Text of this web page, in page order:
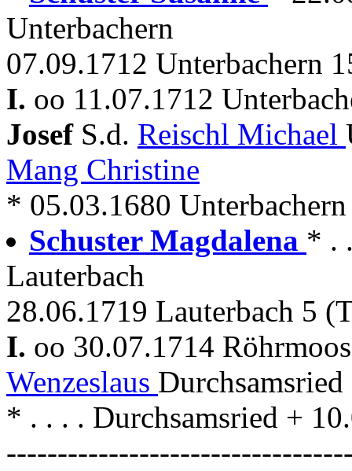
Unterbachern
07.09.1712 Unterbachern
I. oo 11.07.1712
Josef S.d. Reischl Michael
Mang Christine
* 05.03.1680
Schuster Magdalena * .
Lauterbach
28.06.1719 Lauterbach 5
I. oo 30.07.1714
Wenzeslaus
* . . . . Durchsamsried +